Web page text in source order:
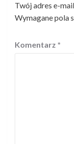
Twój adres e-
Wymagane pola
Komentarz *